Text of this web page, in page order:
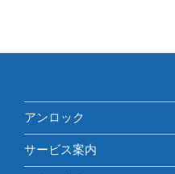
アンロック
サービス案内